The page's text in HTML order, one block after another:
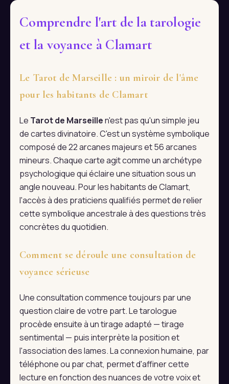
Comprendre l'art de la tarologie
et la voyance à Clamart
Le Tarot de Marseille : un miroir de l'âme
pour les habitants de Clamart
Le Tarot de Marseillen'est pas qu'un simple jeu
de cartes divinatoire. C'est un système symbolique
composé de 22 arcanes majeurs et 56 arcanes
mineurs. Chaque carte agit comme un archétype
psychologique qui éclaire une situation sous un
angle nouveau. Pour les habitants de Clamart,
l'accès à des praticiens qualifiés permet de relier
cette symbolique ancestrale à des questions très
concrètes du quotidien.
Comment se déroule une consultation de
voyance sérieuse
Une consultation commence toujours par une
question claire de votre part. Le tarologue
procède ensuite à un tirage adapté — tirage
sentimental — puis interprète la position et
l'association des lames. La connexion humaine, par
téléphone ou par chat, permet d'affiner cette
lecture en fonction des nuances de votre voix et